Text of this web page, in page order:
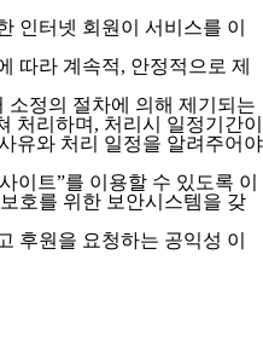
인터넷 회원이 서비스를 이
따라 계속적, 안정적으로 제
소정의 절차에 의해 제기되는
처리하며, 처리시 일정기간이
유와 처리 일정을 알려주어야
이트”를 이용할 수 있도록 이
호를 위한 보안시스템을 갖
후원을 요청하는 공익성 이